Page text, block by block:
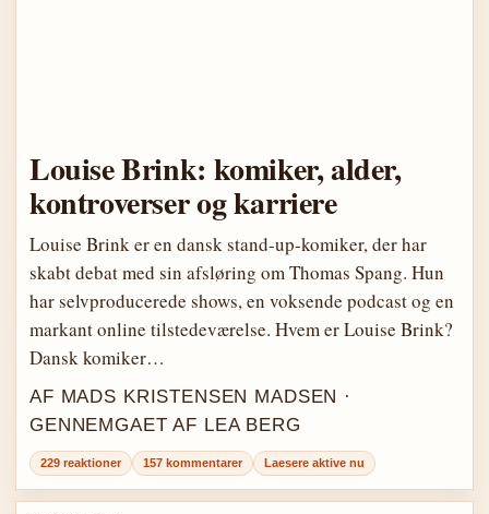
Louise Brink: komiker, alder,
kontroverser og karriere
Louise Brink er en dansk stand-up-komiker, der har
skabt debat med sin afsløring om Thomas Spang. Hun
har selvproducerede shows, en voksende podcast og en
markant online tilstedeværelse. Hvem er Louise Brink?
Dansk komiker…
AF MADS KRISTENSEN MADSEN ·
GENNEMGAET AF LEA BERG
229 reaktioner 157 kommentarer Laesere aktive nu